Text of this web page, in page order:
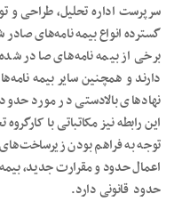
سرپرست اداره تحلیل، طراحی و
گسترده انواع بیمه نامه‌های
برخی از بیمه نامه‌های صادر
دارند و همچنین سایر بیمه
نهادهای بالادستی در مورد
این رابطه نیز مکاتباتی با
توجه به فراهم بودن
اعمال حدود و مقرارت جدید، بیمه
حدود قانونی دارد.